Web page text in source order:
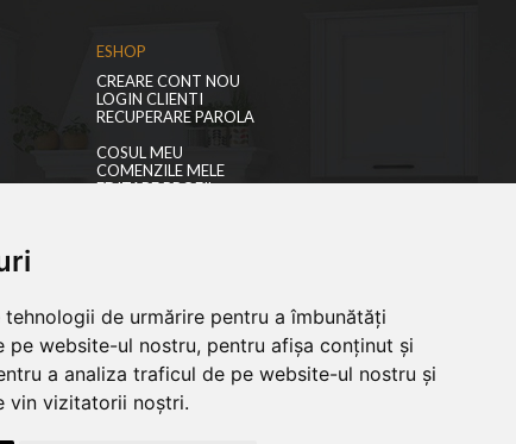
de urmărire pentru a îmbunătăți
pe website-ul nostru, pentru afișa conținut și
a analiza traficul de pe website-ul nostru și
vin vizitatorii noștri.
ESHOP
CREARE CONT NOU
LOGIN CLIENTI
RECUPERARE PAROLA
COSUL MEU
COMENZILE MELE
EDITARE PROFIL